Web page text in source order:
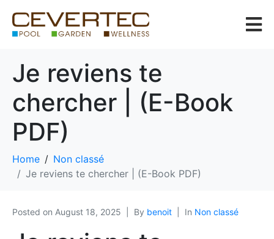
Je reviens te
chercher | (E-Book
PDF)
Home
Non classé
Je reviens te chercher | (E-Book PDF)
Posted on August 18, 2025 By benoit In Non classé